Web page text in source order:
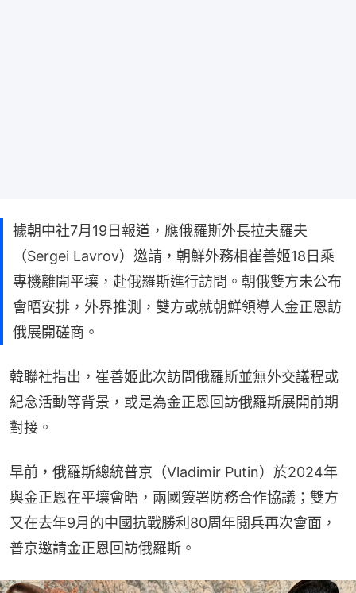
據朝中社7月19日報道，應俄羅斯外長拉夫羅夫
（Sergei Lavrov）邀請，朝鮮外務相崔善姬18日乘
專機離開平壤，赴俄羅斯進行訪問。朝俄雙方未公布
會晤安排，外界推測，雙方或就朝鮮領導人金正恩訪
俄展開磋商。
韓聯社指出，崔善姬此次訪問俄羅斯並無外交議程或
紀念活動等背景，或是為金正恩回訪俄羅斯展開前期
對接。
早前，俄羅斯總統普京（Vladimir Putin）於2024年
與金正恩在平壤會晤，兩國簽署防務合作協議；雙方
又在去年9月的中國抗戰勝利80周年閱兵再次會面，
普京邀請金正恩回訪俄羅斯。